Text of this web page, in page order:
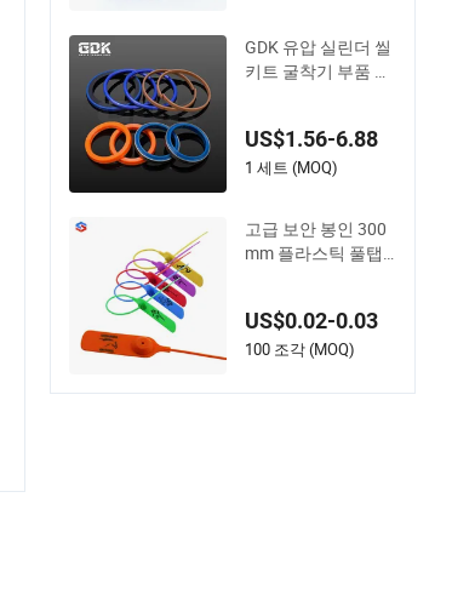
GDK 유압 실린더 씰
키트 굴착기 부품 번
US$1.56-6.88
1 세트 (MOQ)
고급 보안 봉인 300
mm 플라스틱 풀탭
US$0.02-0.03
100 조각 (MOQ)